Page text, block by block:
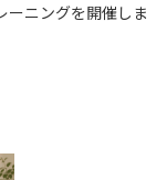
ニングを開催しま